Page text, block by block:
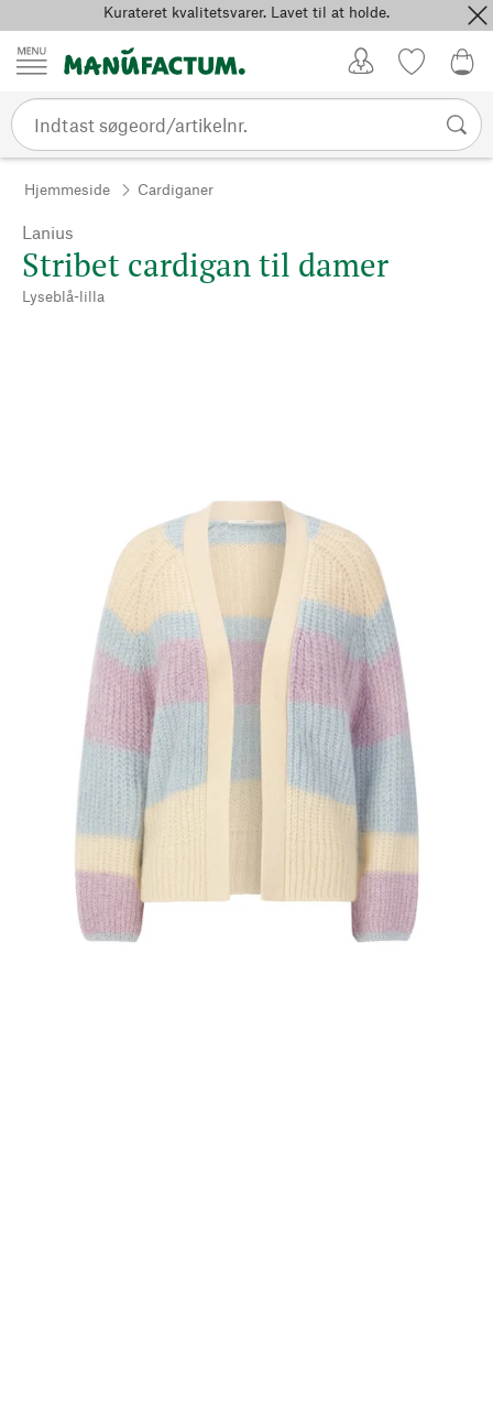
Spring til indholdKurateret kvalitetsvarer. Lavet til at holde.
Hjemmeside Cardiganer
Lanius
Stribet cardigan til damer
Lyseblå-lilla